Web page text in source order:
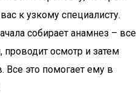
к узкому специалисту.
собирает анамнез – все
осмотр и затем
Все это помогает ему в